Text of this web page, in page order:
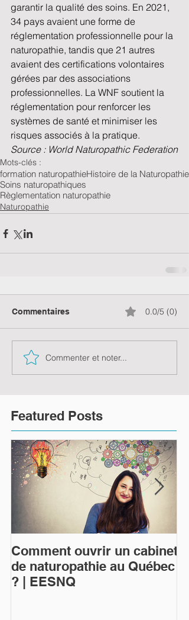
garantir la qualité des soins. En 2021,
34 pays avaient une forme de
réglementation professionnelle pour la
naturopathie, tandis que 21 autres
avaient des certifications volontaires
gérées par des associations
professionnelles. La WNF soutient la
réglementation pour renforcer les
systèmes de santé et minimiser les
risques associés à la pratique.
Source : World Naturopathic Federation
Mots-clés :
formation naturopathieHistoire de la Naturopathie
Soins naturopathiques
Règlementation naturopathie
Naturopathie
Commentaires 0.0/5 (0)
Commenter et noter...
Featured Posts
Comment ouvrir un cabinet
de naturopathie au Québec
? | EESNQ